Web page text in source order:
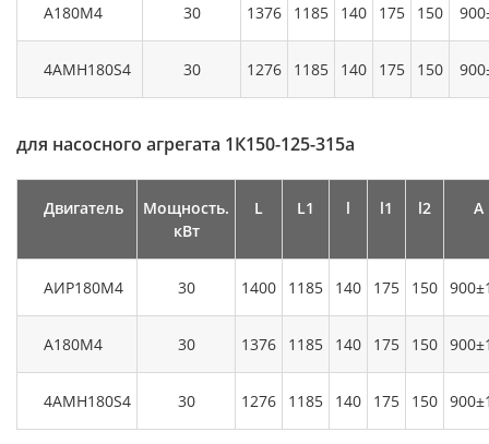
А180М4 30 1376 1185 140 175 150
4АМН180S4 30 1276 1185 140 175 150
для насосного агрегата 1К150-125-315а
Двигатель
Мощность.
кВт
L L1 l l1 l2 А
АИР180М4 30 1400 1185 140 175 150
А180М4 30 1376 1185 140 175 150
4АМН180S4 30 1276 1185 140 175 150